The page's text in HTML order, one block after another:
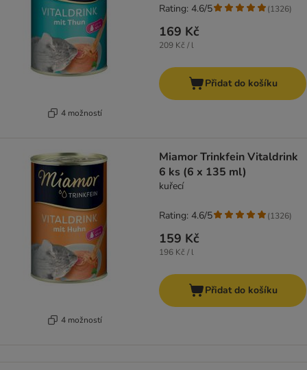
4 možností
169 Kč
209 Kč / l
Rating: 4.6/5 (1326)
Přidat do košíku
4 možností
Miamor Trinkfein Vitaldrink
6 ks (6 x 135 ml)
kuřecí
159 Kč
196 Kč / l
Rating: 4.6/5 (1326)
Přidat do košíku